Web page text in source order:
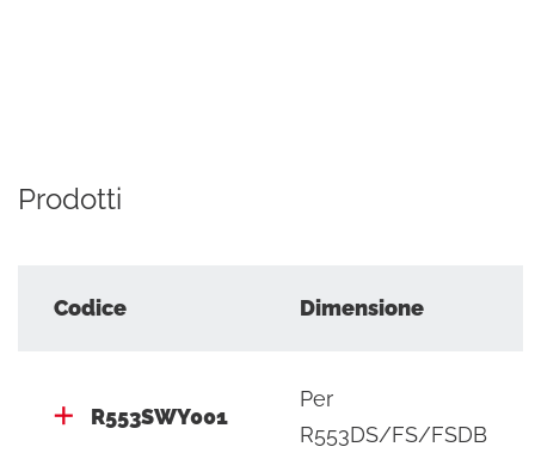
Prodotti
Codice Dimensione
R553SWY001
Per
R553DS/FS/FSDB